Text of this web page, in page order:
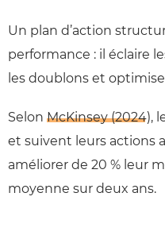
Un plan d’action
performance : il éclaire
les doublons et
Selon McKinsey (2024),
et suivent leurs actions
améliorer de 20 % leur
moyenne sur deux ans.